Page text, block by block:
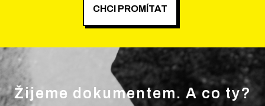
CHCI PROMÍTAT
Žijeme dokumentem. A co ty?